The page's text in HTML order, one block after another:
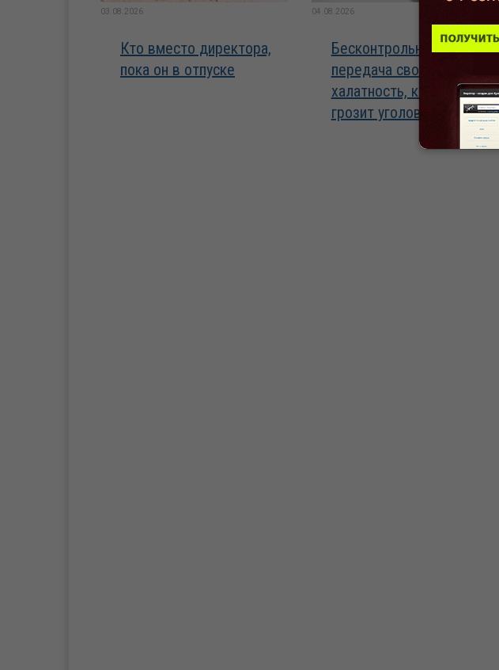
03.08.2026
Кто вместо директора,
пока он в отпуске
04.08.2026
Бесконтрольная
передача своей ЭЦП –
халатность, которая
грозит уголовной статьей